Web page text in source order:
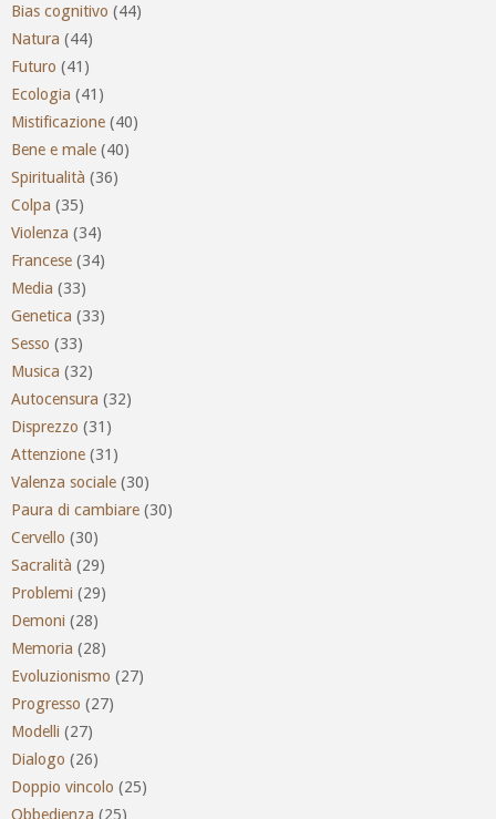
Bias cognitivo (44)
Natura (44)
Futuro (41)
Ecologia (41)
Mistificazione (40)
Bene e male (40)
Spiritualità (36)
Colpa (35)
Violenza (34)
Francese (34)
Media (33)
Genetica (33)
Sesso (33)
Musica (32)
Autocensura (32)
Disprezzo (31)
Attenzione (31)
Valenza sociale (30)
Paura di cambiare (30)
Cervello (30)
Sacralità (29)
Problemi (29)
Demoni (28)
Memoria (28)
Evoluzionismo (27)
Progresso (27)
Modelli (27)
Dialogo (26)
Doppio vincolo (25)
Obbedienza (25)